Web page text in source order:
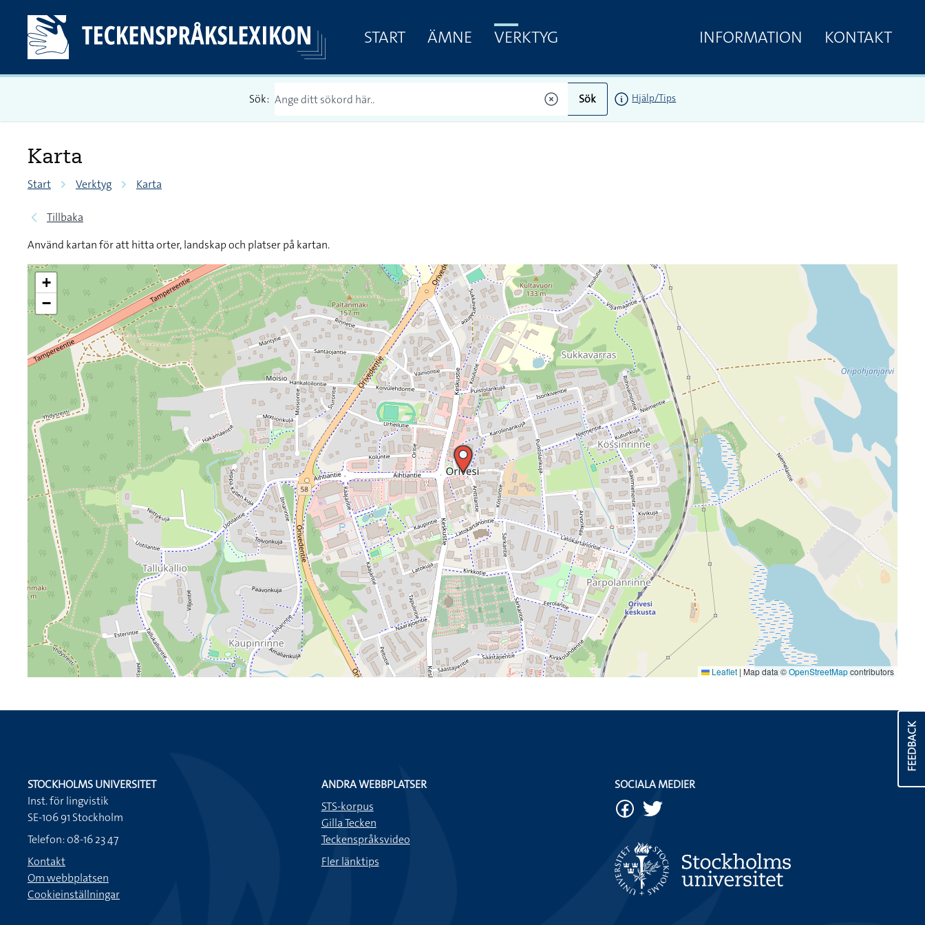
START ÄMNE VERKTYG INFORMATION KONTAKT
Sök: Sök Hjälp/Tips
Karta
Start Verktyg Karta
Tillbaka
Använd kartan för att hitta orter, landskap och platser på kartan.
+
−
Leaflet | Map data ©OpenStreetMapcontributors
FEEDBACK
STOCKHOLMS UNIVERSITET
Inst. för lingvistik
SE-106 91 Stockholm
Telefon: 08-16 23 47
Kontakt
Om webbplatsen
Cookieinställningar
ANDRA WEBBPLATSER
STS-korpus
Gilla Tecken
Teckenspråksvideo
Fler länktips
SOCIALA MEDIER